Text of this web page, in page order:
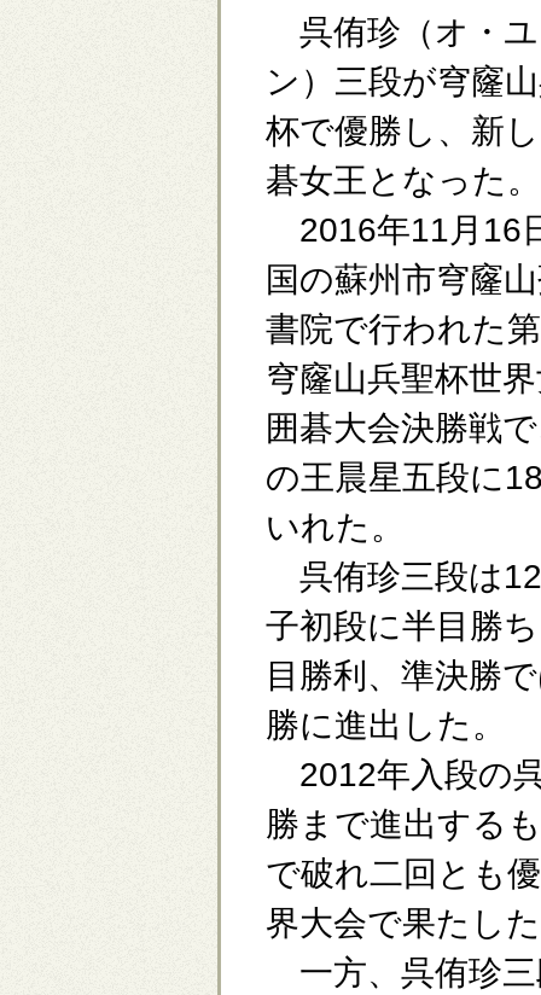
呉侑珍（オ・
ン）三段が穹窿
杯で優勝し、新
碁女王となった。
2016年11月16
国の蘇州市穹窿
書院で行われた
穹窿山兵聖杯世
囲碁大会決勝戦
の王晨星五段に
いれた。
呉侑珍三段は
子初段に半目勝
目勝利、準決勝
勝に進出した。
2012年入段の
勝まで進出する
で破れ二回とも
界大会で果たし
一方、呉侑珍三